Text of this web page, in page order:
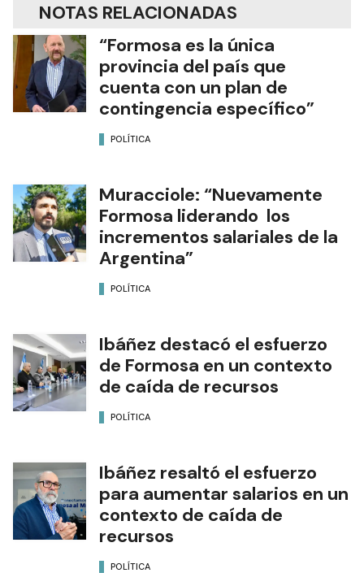
NOTAS RELACIONADAS
“Formosa es la única
provincia del país que
cuenta con un plan de
contingencia específico”
POLÍTICA
Muracciole: “Nuevamente
Formosa liderando los
incrementos salariales de la
Argentina”
POLÍTICA
Ibáñez destacó el esfuerzo
de Formosa en un contexto
de caída de recursos
POLÍTICA
Ibáñez resaltó el esfuerzo
para aumentar salarios en un
contexto de caída de
recursos
POLÍTICA